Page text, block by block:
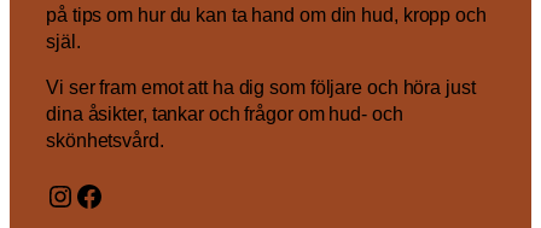
på tips om hur du kan ta hand om din hud, kropp och
själ.
Vi ser fram emot att ha dig som följare och höra just
dina åsikter, tankar och frågor om hud- och
skönhetsvård.
Instagram
Facebook